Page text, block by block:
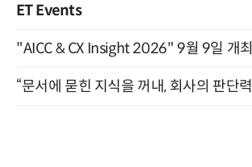
ET Events
"AICC & CX Insight 2026" 9월 9일 개최